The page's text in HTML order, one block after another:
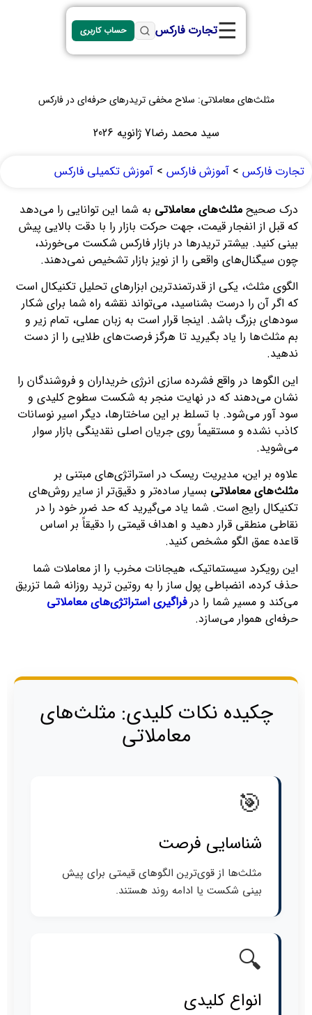
☰تجارت فارکس حساب کاربری
مثلث‌های معاملاتی: سلاح مخفی تریدرهای حرفه‌ای در فارکس
سید محمد رضا7 ژانویه 2026
تجارت فارکس > آموزش فارکس > آموزش تکمیلی فارکس
درک صحیح مثلث‌های معاملاتی به شما این توانایی را می‌دهد
که قبل از انفجار قیمت، جهت حرکت بازار را با دقت بالایی پیش‌
بینی کنید. بیشتر تریدرها در بازار فارکس شکست می‌خورند،
چون سیگنال‌های واقعی را از نویز بازار تشخیص نمی‌دهند.
الگوی مثلث، یکی از قدرتمندترین ابزارهای تحلیل تکنیکال است
که اگر آن را درست بشناسید، می‌تواند نقشه راه شما برای شکار
سودهای بزرگ باشد. اینجا قرار است به زبان عملی، تمام زیر و
بم مثلث‌ها را یاد بگیرید تا هرگز فرصت‌های طلایی را از دست
ندهید.
این الگوها در واقع فشرده‌ سازی انرژی خریداران و فروشندگان را
نشان می‌دهند که در نهایت منجر به شکست سطوح کلیدی و
سود آور می‌شود. با تسلط بر این ساختارها، دیگر اسیر نوسانات
کاذب نشده و مستقیماً روی جریان اصلی نقدینگی بازار سوار
می‌شوید.
علاوه بر این، مدیریت ریسک در استراتژی‌های مبتنی بر
مثلث‌های معاملاتی بسیار ساده‌تر و دقیق‌تر از سایر روش‌های
تکنیکال رایج است. شما یاد می‌گیرید که حد ضرر خود را در
نقاطی منطقی قرار دهید و اهداف قیمتی را دقیقاً بر اساس
قاعده عمق الگو مشخص کنید.
این رویکرد سیستماتیک، هیجانات مخرب را از معاملات شما
حذف کرده، انضباطی پول‌ ساز را به روتین ترید روزانه شما تزریق
می‌کند و مسیر شما را درفراگیری استراتژی‌های معاملاتی
حرفه‌ای هموار می‌سازد.
چکیده نکات کلیدی: مثلث‌های
معاملاتی
🎯
شناسایی فرصت
مثلث‌ها از قوی‌ترین الگوهای قیمتی برای پیش‌
بینی شکست یا ادامه روند هستند.
🔍
انواع کلیدی